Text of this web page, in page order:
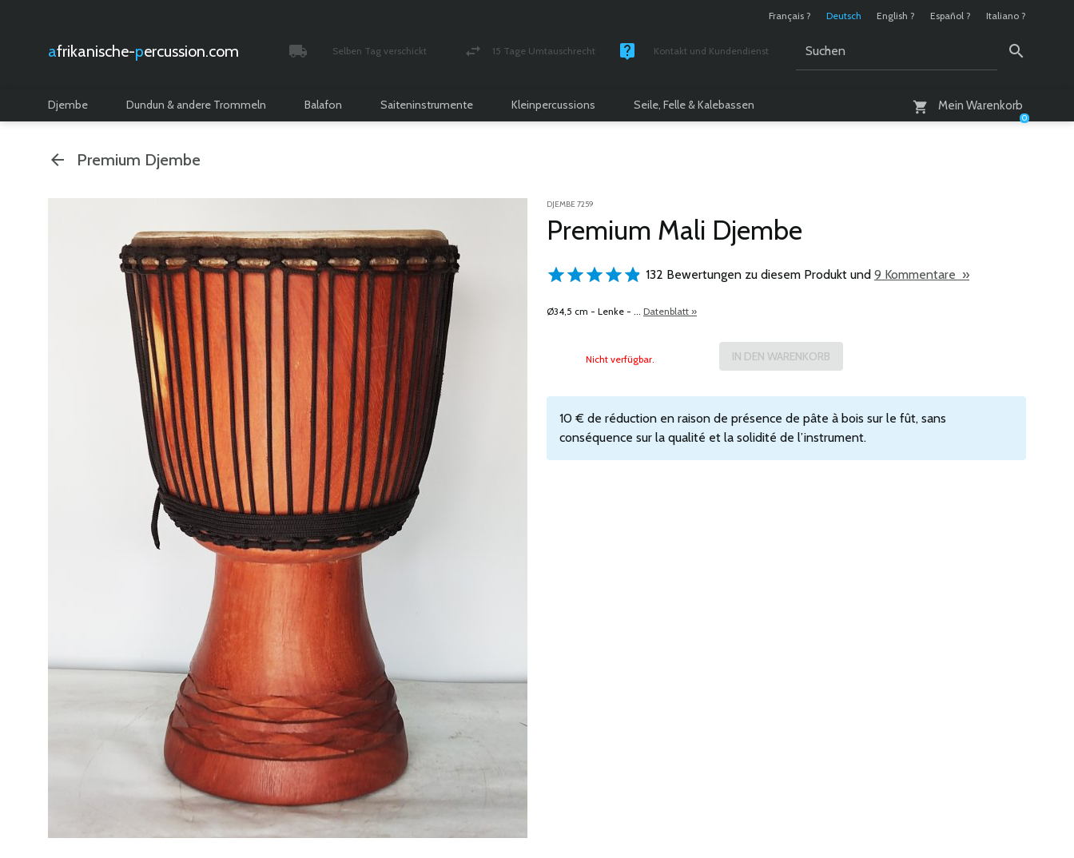
Français ? Deutsch English ? Español ? Italiano ?
afrikanische- percussion.com Selben Tag verschickt 15 Tage Umtauschrecht Kontakt und Kundendienst
Mein Warenkorb
0
Djembe Dundun & andere Trommeln Balafon Saiteninstrumente Kleinpercussions Seile, Felle & Kalebassen
Premium Djembe
DJEMBE 7259
Premium Mali Djembe
132 Bewertungen zu diesem Produkt und 9 Kommentare »
Ø34,5 cm - Lenke - ... Datenblatt »
Nicht verfügbar.
10 € de réduction en raison de présence de pâte à bois sur le fût, sans
conséquence sur la qualité et la solidité de l’instrument.